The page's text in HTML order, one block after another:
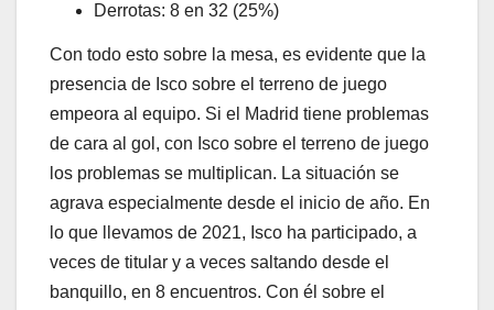
Derrotas: 8 en 32 (25%)
Con todo esto sobre la mesa, es evidente que la
presencia de Isco sobre el terreno de juego
empeora al equipo. Si el Madrid tiene problemas
de cara al gol, con Isco sobre el terreno de juego
los problemas se multiplican. La situación se
agrava especialmente desde el inicio de año. En
lo que llevamos de 2021, Isco ha participado, a
veces de titular y a veces saltando desde el
banquillo, en 8 encuentros. Con él sobre el